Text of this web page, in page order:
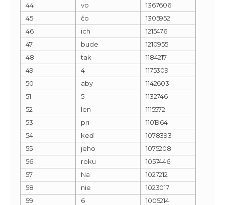
44
vo
1367606
45
čo
1305952
46
ich
1215476
47
bude
1210955
48
tak
1184217
49
4
1175309
50
aby
1142603
51
5
1132746
52
len
1115572
53
pri
1101964
54
keď
1078393
55
jeho
1075208
56
roku
1057446
57
Na
1027212
58
nie
1023017
59
6
1005214